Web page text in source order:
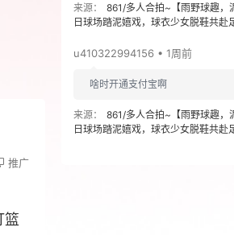
推广
篮
来源：
861/多人合拍~【雨野球趣，
日球场踏泥嬉戏，球衣少女脱鞋共赴
u410322994156 • 1周前
啥时开通支付宝啊
来源：
861/多人合拍~【雨野球趣，
日球场踏泥嬉戏，球衣少女脱鞋共赴